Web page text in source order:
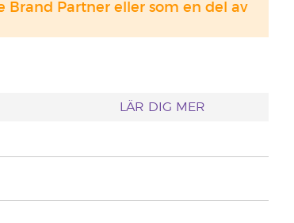
Brand Partner eller som en del av
LÄR DIG MER